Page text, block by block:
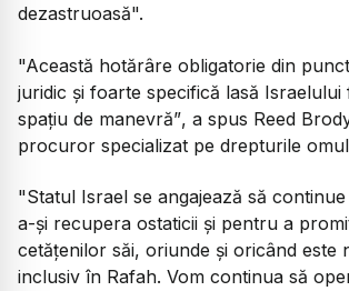
dezastruoasă".
"Această hotărâre obligatorie din
juridic și foarte specifică lasă
spațiu de manevră”, a spus Reed
procuror specializat pe drepturile
"Statul Israel se angajează să
a-și recupera ostaticii și pentru a
cetățenilor săi, oriunde și oricând este
inclusiv în Rafah. Vom continua să